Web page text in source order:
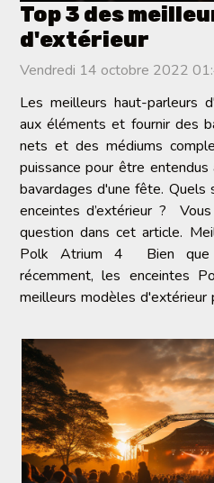
Top 3 des
d'extérieur
Vendredi 14 octobre 2022
Les meilleurs haut-parleurs
aux éléments et fournir des
nets et des médiums
puissance pour être
bavardages d'une fête.
enceintes d’extérieur ?
question dans cet article.
Polk Atrium 4 Bien que
récemment, les enceintes
meilleurs modèles d'extérieur